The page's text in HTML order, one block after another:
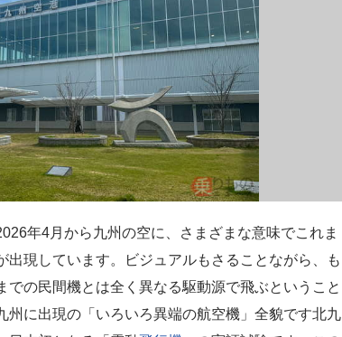
年4月から九州の空に、さまざまな意味でこれま
出現しています。ビジュアルもさることながら、も
での民間機とは全く異なる駆動源で飛ぶということ
に出現の「いろいろ異端の航空機」全貌です北九